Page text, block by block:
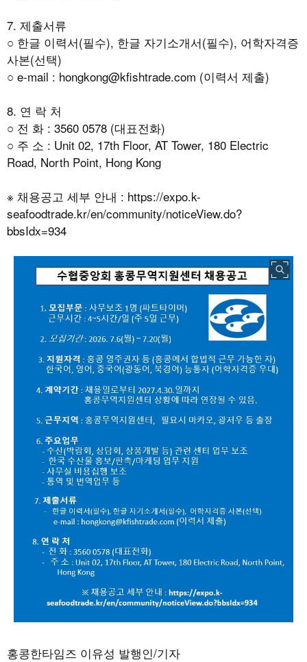
7. 제출서류
○ 한글 이력서(필수), 한글 자기소개서(필수), 어학자격증
사본(선택)
○ e-mail : hongkong@kfishtrade.com (이력서 제출)
8. 연 락 처
○ 전 화 : 3560 0578 (대표전화)
○ 주 소 : Unit 02, 17th Floor, AT Tower, 180 Electric
Road, North Point, Hong Kong
※ 채용공고 세부 안내 : https://expo.k-
seafoodtrade.kr/en/community/noticeView.do?
bbsIdx=934
홍콩한타임즈 이유성 발행인/기자